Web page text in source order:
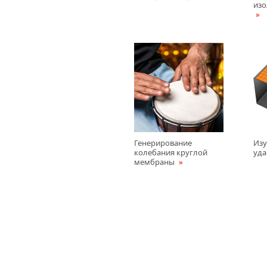
Генерирование
колебания круглой
мембраны